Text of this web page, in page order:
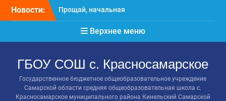
Новости:
Расписание консультаций
выпускников 9 класса
Класс года
Последний звонок
ТОП «Ребёнок не прошёл
на бюджет. Как получить
господдержку и
сохранить семейный
Верхнее меню
ГБОУ СОШ с. Красносамарское
Государственное бюджетное общеобразовательное учреждение
Самарской области средняя общеобразовательная школа с.
Красносамарское муниципального района Кинельский Самарской